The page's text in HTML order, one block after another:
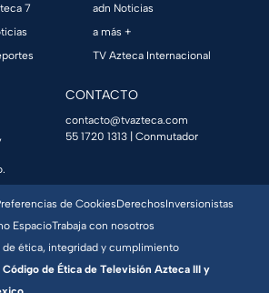
7
adn Noticias
a más +
TV Azteca Internacional
CONTACTO
contacto@tvazteca.com
55 1720 1313 | Conmutador
de CookiesDerechosInversionistas
EspacioTrabaja con nosotros
de ética, integridad y cumplimiento
de Ética de Televisión Azteca III y